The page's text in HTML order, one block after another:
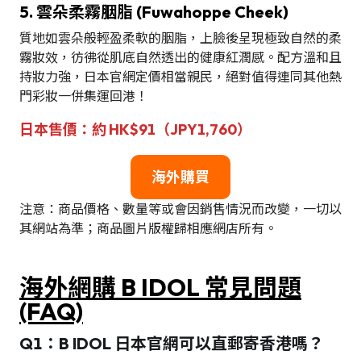
5. 雲朵柔霧胭脂 (Fuwahoppe Cheek)
質地如雲朵般輕盈柔軟的胭脂，上臉後呈現極致自然的柔
霧妝效，彷彿從肌底自然透出的健康紅潤感。配方溫和且
持妝力強，日本官網定價相當親民，絕對值得連同其他熱
門彩妝一併集運回港！
日本售價：約 HK$91（JPY1,760）
海外購買
注意：商品價格、數量等或會因銷售情況而改變，一切以
其網站為準；商品圖片版權歸相應網店所有。
海外網購 B IDOL 常見問題
(FAQ)
Q1：B IDOL 日本官網可以直郵寄香港嗎？